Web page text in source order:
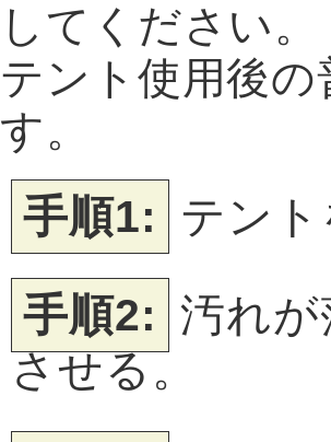
してください。
テント使用後
す。
手順1:
テン
手順2: 汚れ
させる。